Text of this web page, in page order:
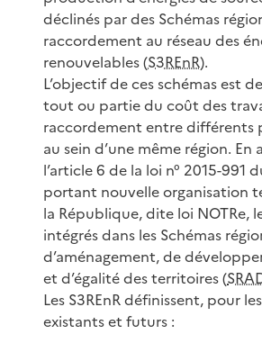
déclinés par des Schémas
raccordement au réseau des
renouvelables (S3REnR).
L’objectif de ces schémas est
tout ou partie du coût des
raccordement entre différents
au sein d’une même région.
l’article 6 de la loi n° 2015-991
portant nouvelle organisation
la République, dite loi NOTRe,
intégrés dans les Schémas
d’aménagement, de
et d’égalité des territoires (
Les S3REnR définissent, pour
existants et futurs :